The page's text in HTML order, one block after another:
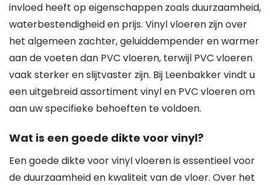
invloed heeft op eigenschappen zoals duurzaamheid,
waterbestendigheid en prijs. Vinyl vloeren zijn over
het algemeen zachter, geluiddempender en warmer
aan de voeten dan PVC vloeren, terwijl PVC vloeren
vaak sterker en slijtvaster zijn. Bij Leenbakker vindt u
een uitgebreid assortiment vinyl en PVC vloeren om
aan uw specifieke behoeften te voldoen.
Wat is een goede dikte voor vinyl?
Een goede dikte voor vinyl vloeren is essentieel voor
de duurzaamheid en kwaliteit van de vloer. Over het